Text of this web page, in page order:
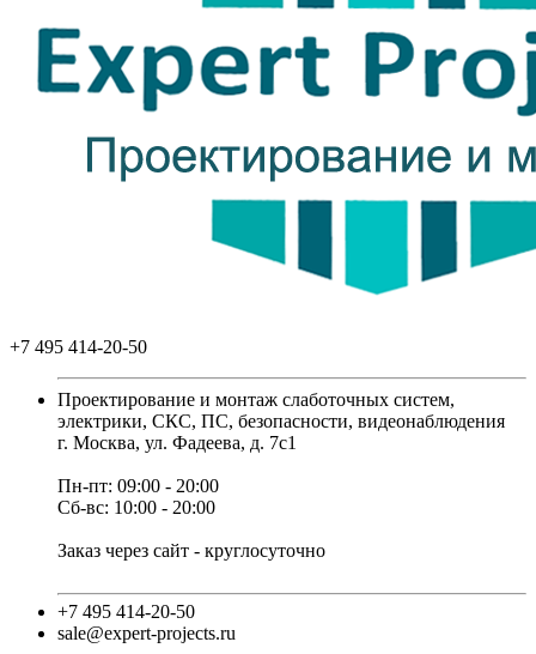
+7 495 414-20-50
Проектирование и монтаж слаботочных систем,
электрики, СКС, ПС, безопасности, видеонаблюдения
г. Москва, ул. Фадеева, д. 7с1
Пн-пт: 09:00 - 20:00
Сб-вс: 10:00 - 20:00
Заказ через сайт - круглосуточно
+7 495 414-20-50
sale@expert-projects.ru